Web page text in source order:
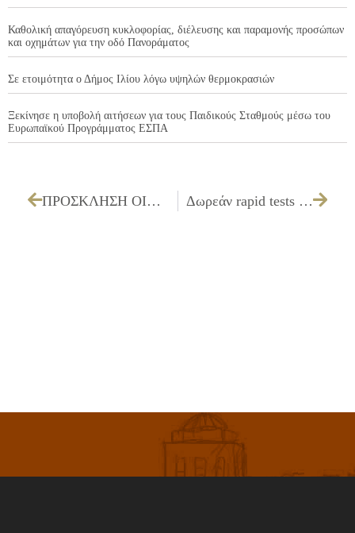
Καθολική απαγόρευση κυκλοφορίας, διέλευσης και παραμονής προσώπων
και οχημάτων για την οδό Πανοράματος
Σε ετοιμότητα ο Δήμος Ιλίου λόγω υψηλών θερμοκρασιών
Ξεκίνησε η υποβολή αιτήσεων για τους Παιδικούς Σταθμούς μέσω του
Ευρωπαϊκού Προγράμματος ΕΣΠΑ
ΠΡΟΣΚΛΗΣΗ ΟΙΚΟΝΟΜΙΚΗΣ ΕΠΙΤΡΟΠΗΣ ΓΙΑ ΤΗΝ 11/01/2021 Δωρεάν rapid tests στην αίθουσα πολλαπλών χρήσεων του Δημαρχείου Ιλίου